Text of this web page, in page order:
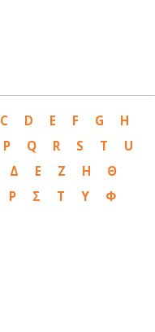
C D E F G
H
P Q R S T
U
Δ Ε Ζ Η
Θ
Ρ Σ Τ Υ
Φ